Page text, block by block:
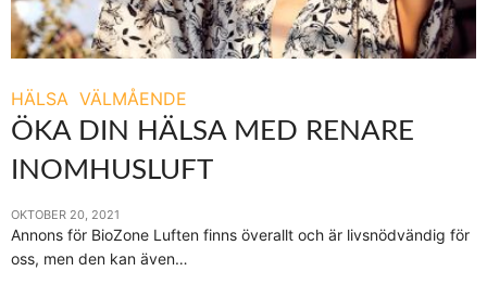
HÄLSA VÄLMÅENDE
ÖKA DIN HÄLSA MED RENARE
INOMHUSLUFT
OKTOBER 20, 2021
Annons för BioZone Luften finns överallt och är livsnödvändig för
oss, men den kan även…